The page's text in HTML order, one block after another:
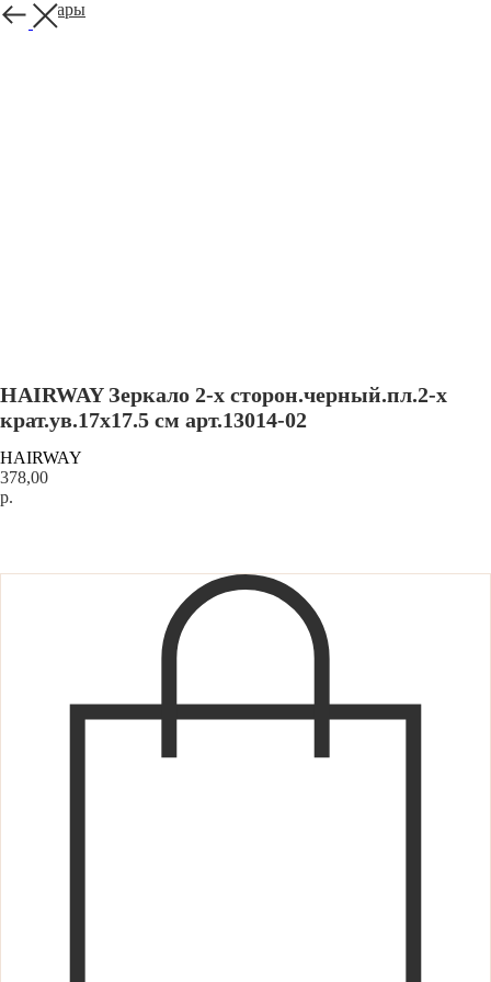
Все товары
HAIRWAY Зеркало 2-х сторон.черный.пл.2-х
крат.ув.17х17.5 см арт.13014-02
HAIRWAY
378,00
р.